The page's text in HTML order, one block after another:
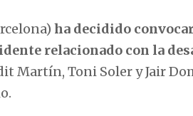
ha decidido
relacionado con la
Martín, Toni Soler y Jair